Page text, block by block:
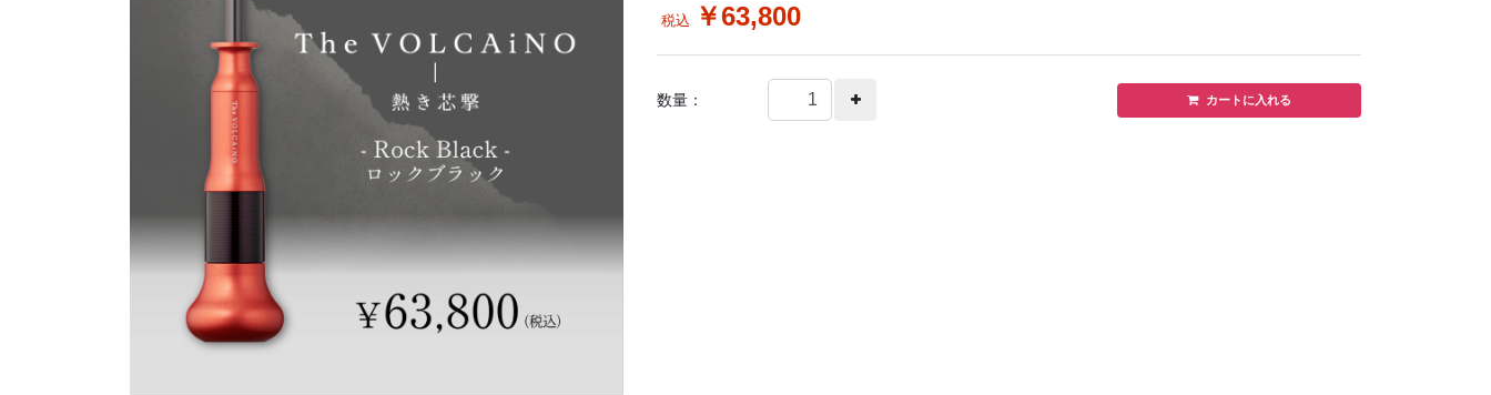
税込 ￥63,800
カートに入れる